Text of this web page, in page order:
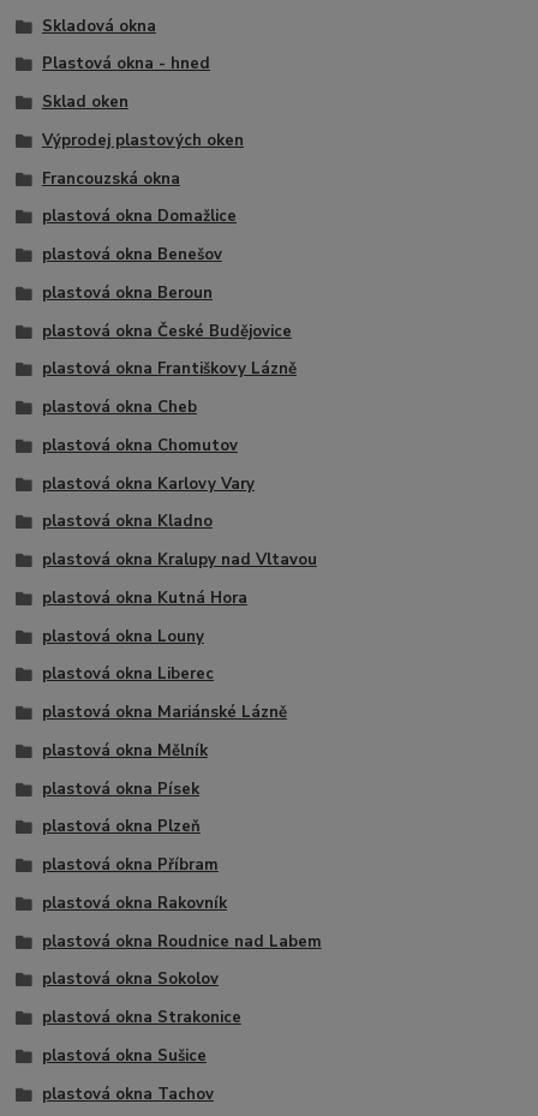
Skladová okna
Plastová okna - hned
Sklad oken
Výprodej plastových oken
Francouzská okna
plastová okna Domažlice
plastová okna Benešov
plastová okna Beroun
plastová okna České Budějovice
plastová okna Františkovy Lázně
plastová okna Cheb
plastová okna Chomutov
plastová okna Karlovy Vary
plastová okna Kladno
plastová okna Kralupy nad Vltavou
plastová okna Kutná Hora
plastová okna Louny
plastová okna Liberec
plastová okna Mariánské Lázně
plastová okna Mělník
plastová okna Písek
plastová okna Plzeň
plastová okna Příbram
plastová okna Rakovník
plastová okna Roudnice nad Labem
plastová okna Sokolov
plastová okna Strakonice
plastová okna Sušice
plastová okna Tachov